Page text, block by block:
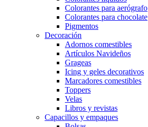
Colorantes para aerógrafo
Colorantes para chocolate
Pigmentos
Decoración
Adornos comestibles
Artículos Navideños
Grageas
Icing y geles decorativos
Marcadores comestibles
Toppers
Velas
Libros y revistas
Capacillos y empaques